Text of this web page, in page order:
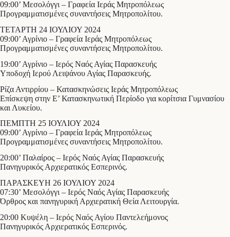
09:00’ Μεσολόγγι – Γραφεία Ιεράς Μητροπόλεως
Προγραμματισμένες συναντήσεις Μητροπολίτου.
ΤΕΤΑΡΤΗ 24 ΙΟΥΛΙΟΥ 2024
09:00’ Αγρίνιο – Γραφεία Ιεράς Μητροπόλεως
Προγραμματισμένες συναντήσεις Μητροπολίτου.
19:00’ Αγρίνιο – Ιερός Ναός Αγίας Παρασκευής
Υποδοχή Ιερού Λειψάνου Αγίας Παρασκευής.
Ρίζα Αντιρρίου – Κατασκηνώσεις Ιεράς Μητροπόλεως
Επίσκεψη στην Ε’ Κατασκηνωτική Περίοδο για κορίτσια Γυμνασίου
και Λυκείου.
ΠΕΜΠΤΗ 25 ΙΟΥΛΙΟΥ 2024
09:00’ Αγρίνιο – Γραφεία Ιεράς Μητροπόλεως
Προγραμματισμένες συναντήσεις Μητροπολίτου.
20:00’ Παλαίρος – Ιερός Ναός Αγίας Παρασκευής
Πανηγυρικός Αρχιερατικός Εσπερινός.
ΠΑΡΑΣΚΕΥΗ 26 ΙΟΥΛΙΟΥ 2024
07:30’ Μεσολόγγι – Ιερός Ναός Αγίας Παρασκευής
Όρθρος και πανηγυρική Αρχιερατική Θεία Λειτουργία.
20:00 Κυψέλη – Ιερός Ναός Αγίου Παντελεήμονος
Πανηγυρικός Αρχιερατικός Εσπερινός.